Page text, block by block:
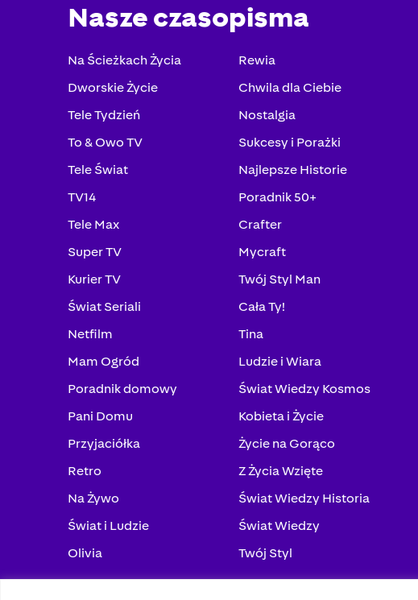
Nasze czasopisma
Na Ścieżkach Życia
Dworskie Życie
Tele Tydzień
To & Owo TV
Tele Świat
TV14
Tele Max
Super TV
Kurier TV
Świat Seriali
Netfilm
Mam Ogród
Poradnik domowy
Pani Domu
Przyjaciółka
Retro
Na Żywo
Świat i Ludzie
Olivia
Rewia
Chwila dla Ciebie
Nostalgia
Sukcesy i Porażki
Najlepsze Historie
Poradnik 50+
Crafter
Mycraft
Twój Styl Man
Cała Ty!
Tina
Ludzie i Wiara
Świat Wiedzy Kosmos
Kobieta i Życie
Życie na Gorąco
Z Życia Wzięte
Świat Wiedzy Historia
Świat Wiedzy
Twój Styl